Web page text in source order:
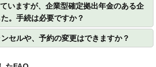
いますが、企業型確定拠出年金のある企
。手続は必要ですか？
セルや、予約の変更はできますか？